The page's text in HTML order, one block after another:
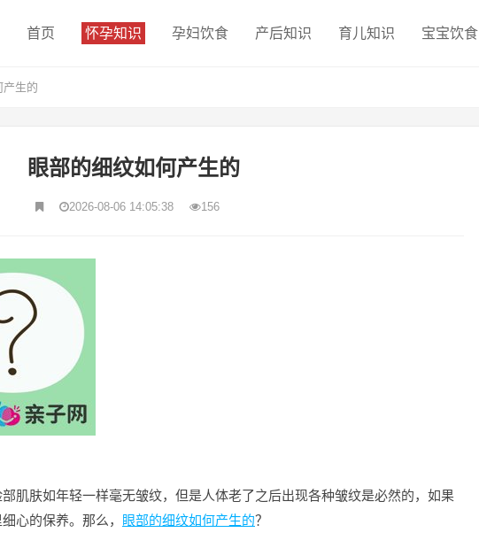
首页 怀孕知识 孕妇饮食 产后知识 育儿知识 宝宝饮食
产生的
眼部的细纹如何产生的
2026-08-06 14:05:38 156
肌肤如年轻一样毫无皱纹，但是人体老了之后出现各种皱纹是必然的，如果
心的保养。那么，
眼部的细纹如何产生的？